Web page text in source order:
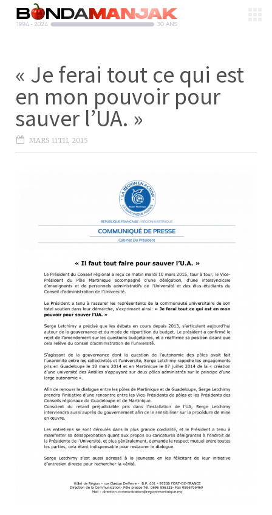
« Je ferai tout ce qui est
en mon pouvoir pour
sauver l’UA. »
MARS 11TH, 2015